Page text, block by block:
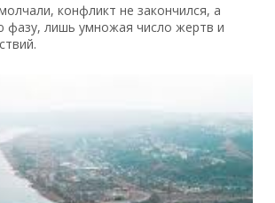
конфликт не закончился, а
фазу, лишь умножая число жертв и